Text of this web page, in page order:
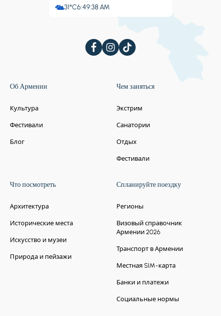
31°C6:49:39 AM
Об Армении
Культура
Фестивали
Блог
Чем заняться
Экстрим
Санатории
Отдых
Фестивали
Что посмотреть
Архитектура
Исторические места
Искусство и музеи
Природа и пейзажи
Спланируйте поездку
Регионы
Визовый справочник
Армении 2026
Транспорт в Армении
Местная SIM-карта
Банки и платежи
Социальные нормы